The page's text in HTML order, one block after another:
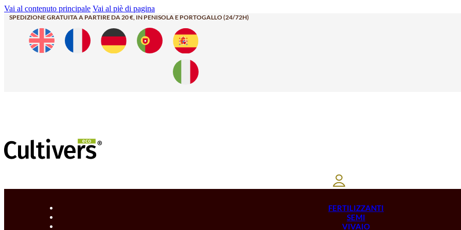
Vai al contenuto principale Vai al piè di pagina
SPEDIZIONE GRATUITA A PARTIRE DA 20 €, IN PENISOLA E PORTOGALLO (24/72H)
FERTILIZZANTI
SEMI
VIVAIO